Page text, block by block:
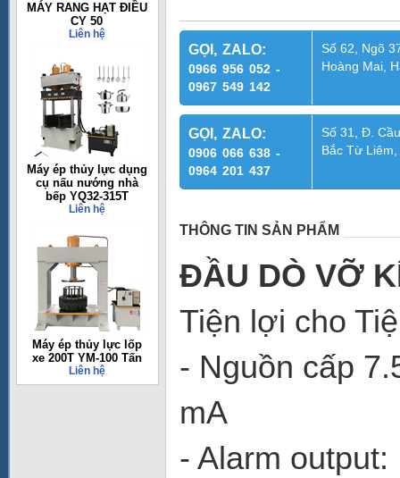
MÁY RANG HẠT ĐIỀU
CY 50
Liên hệ
Máy ép thủy lực dụng
cụ nấu nướng nhà
bếp YQ32-315T
Liên hệ
Máy ép thủy lực lốp
xe 200T YM-100 Tấn
Liên hệ
GỌI, ZALO:
0966 956 052 -
0967 549 142
Số 62, Ngõ
Hoàng Mai,
GỌI, ZALO:
0906 066 638 -
0964 201 437
Số 31, Đ.
Bắc Từ
THÔNG TIN SẢN PHẨM
ĐẦU DÒ VỠ
Tiện lợi cho
- Nguồn cấp
mA
- Alarm